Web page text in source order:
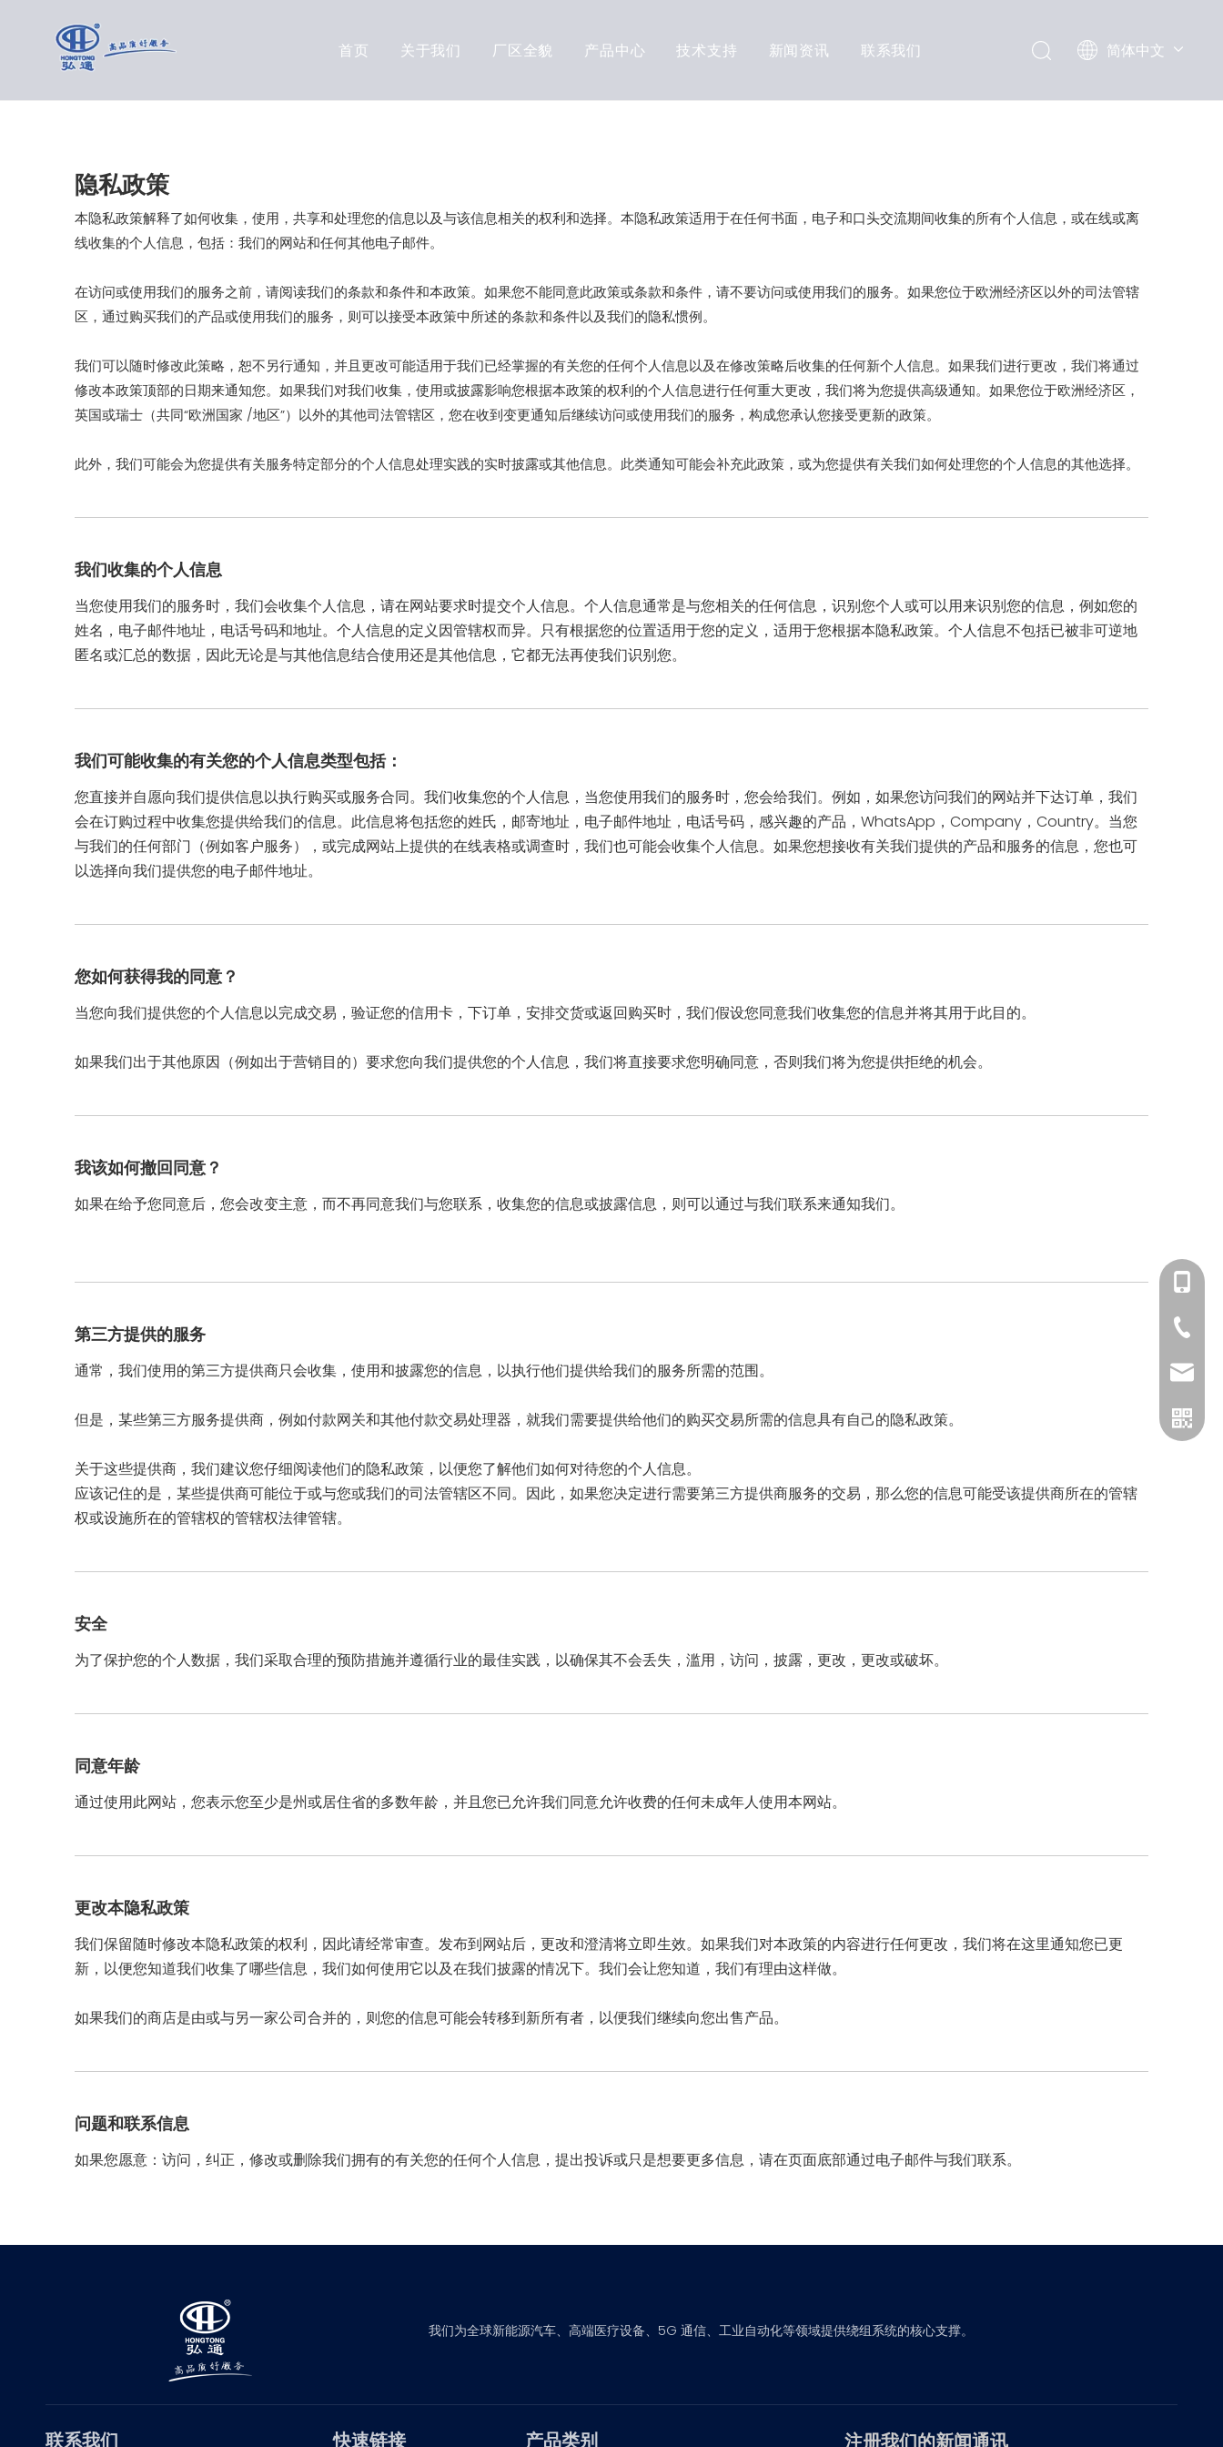
首页 关于我们 厂区全貌 产品中心 技术支持 新闻资讯 联系我们 简体中文
隐私政策
本隐私政策解释了如何收集，使用，共享和处理您的信息以及与该信息相关的权利和选择。本隐私政策适用于在任何书面，电子和口头交流期间收集的所有个人信息，或在线或离
线收集的个人信息，包括：我们的网站和任何其他电子邮件。
在访问或使用我们的服务之前，请阅读我们的条款和条件和本政策。如果您不能同意此政策或条款和条件，请不要访问或使用我们的服务。如果您位于欧洲经济区以外的司法管辖
区，通过购买我们的产品或使用我们的服务，则可以接受本政策中所述的条款和条件以及我们的隐私惯例。
我们可以随时修改此策略，恕不另行通知，并且更改可能适用于我们已经掌握的有关您的任何个人信息以及在修改策略后收集的任何新个人信息。如果我们进行更改，我们将通过
修改本政策顶部的日期来通知您。如果我们对我们收集，使用或披露影响您根据本政策的权利的个人信息进行任何重大更改，我们将为您提供高级通知。如果您位于欧洲经济区，
英国或瑞士（共同“欧洲国家 /地区”）以外的其他司法管辖区，您在收到变更通知后继续访问或使用我们的服务，构成您承认您接受更新的政策。
此外，我们可能会为您提供有关服务特定部分的个人信息处理实践的实时披露或其他信息。此类通知可能会补充此政策，或为您提供有关我们如何处理您的个人信息的其他选择。
我们收集的个人信息
当您使用我们的服务时，我们会收集个人信息，请在网站要求时提交个人信息。个人信息通常是与您相关的任何信息，识别您个人或可以用来识别您的信息，例如您的
姓名，电子邮件地址，电话号码和地址。个人信息的定义因管辖权而异。只有根据您的位置适用于您的定义，适用于您根据本隐私政策。个人信息不包括已被非可逆地
匿名或汇总的数据，因此无论是与其他信息结合使用还是其他信息，它都无法再使我们识别您。
我们可能收集的有关您的个人信息类型包括：
您直接并自愿向我们提供信息以执行购买或服务合同。我们收集您的个人信息，当您使用我们的服务时，您会给我们。例如，如果您访问我们的网站并下达订单，我们
会在订购过程中收集您提供给我们的信息。此信息将包括您的姓氏，邮寄地址，电子邮件地址，电话号码，感兴趣的产品，WhatsApp，Company，Country。当您
与我们的任何部门（例如客户服务），或完成网站上提供的在线表格或调查时，我们也可能会收集个人信息。如果您想接收有关我们提供的产品和服务的信息，您也可
以选择向我们提供您的电子邮件地址。
您如何获得我的同意？
当您向我们提供您的个人信息以完成交易，验证您的信用卡，下订单，安排交货或返回购买时，我们假设您同意我们收集您的信息并将其用于此目的。
如果我们出于其他原因（例如出于营销目的）要求您向我们提供您的个人信息，我们将直接要求您明确同意，否则我们将为您提供拒绝的机会。
我该如何撤回同意？
如果在给予您同意后，您会改变主意，而不再同意我们与您联系，收集您的信息或披露信息，则可以通过与我们联系来通知我们。
第三方提供的服务
通常，我们使用的第三方提供商只会收集，使用和披露您的信息，以执行他们提供给我们的服务所需的范围。
但是，某些第三方服务提供商，例如付款网关和其他付款交易处理器，就我们需要提供给他们的购买交易所需的信息具有自己的隐私政策。
关于这些提供商，我们建议您仔细阅读他们的隐私政策，以便您了解他们如何对待您的个人信息。
应该记住的是，某些提供商可能位于或与您或我们的司法管辖区不同。因此，如果您决定进行需要第三方提供商服务的交易，那么您的信息可能受该提供商所在的管辖
权或设施所在的管辖权的管辖权法律管辖。
安全
为了保护您的个人数据，我们采取合理的预防措施并遵循行业的最佳实践，以确保其不会丢失，滥用，访问，披露，更改，更改或破坏。
同意年龄
通过使用此网站，您表示您至少是州或居住省的多数年龄，并且您已允许我们同意允许收费的任何未成年人使用本网站。
更改本隐私政策
我们保留随时修改本隐私政策的权利，因此请经常审查。发布到网站后，更改和澄清将立即生效。如果我们对本政策的内容进行任何更改，我们将在这里通知您已更
新，以便您知道我们收集了哪些信息，我们如何使用它以及在我们披露的情况下。我们会让您知道，我们有理由这样做。
如果我们的商店是由或与另一家公司合并的，则您的信息可能会转移到新所有者，以便我们继续向您出售产品。
问题和联系信息
如果您愿意：访问，纠正，修改或删除我们拥有的有关您的任何个人信息，提出投诉或只是想要更多信息，请在页面底部通过电子邮件与我们联系。
我们为全球新能源汽车、高端医疗设备、5G 通信、工业自动化等领域提供绕组系统的核心支撑。
联系我们
0571-
快速链接 产品类别 注册我们的新闻通讯